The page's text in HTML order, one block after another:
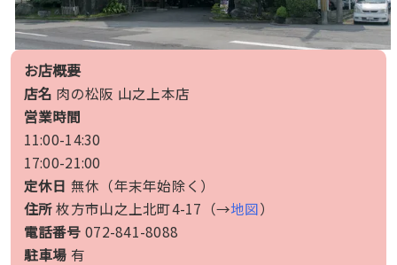
お店概要
店名 肉の松阪 山之上本店
営業時間
11:00-14:30
17:00-21:00
定休日 無休（年末年始除く）
住所枚方市山之上北町4-17（→地図）
電話番号 072-841-8088
駐車場 有